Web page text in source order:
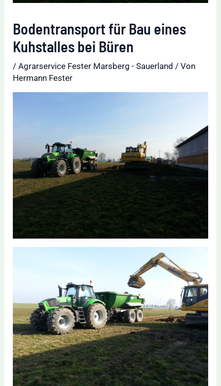
Bodentransport für Bau eines
Kuhstalles bei Büren
/Agrarservice Fester Marsberg - Sauerland / Von
Hermann Fester